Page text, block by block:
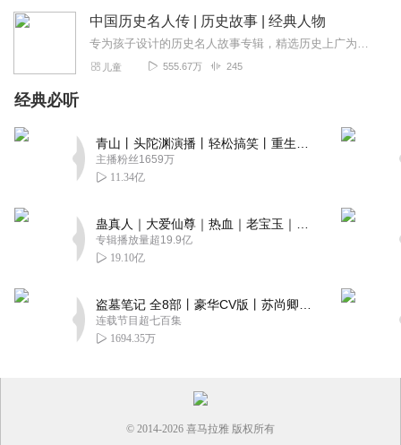
中国历史名人传 | 历史故事 | 经典人物
专为孩子设计的历史名人故事专辑，精选历史上广为人知的传奇人物，按“皇帝、武将、谋臣、女强、起义、改革、宦官、文脉宗师”8大类别分类讲述。每类聚焦对应角色的...
儿童 555.67万 245
经典必听
主播粉丝1659万
11.34亿
专辑播放量超19.9亿
19.10亿
连载节目超七百集
1694.35万
© 2014-2026 喜马拉雅 版权所有